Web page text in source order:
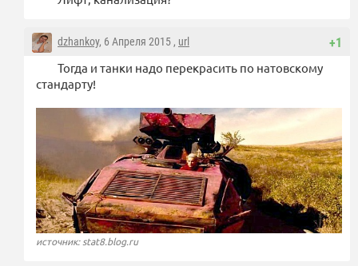
+1
dzhankoy, 6 Апреля 2015 , url
Тогда и танки надо перекрасить по натовскому
стандарту!
источник: stat8.blog.ru